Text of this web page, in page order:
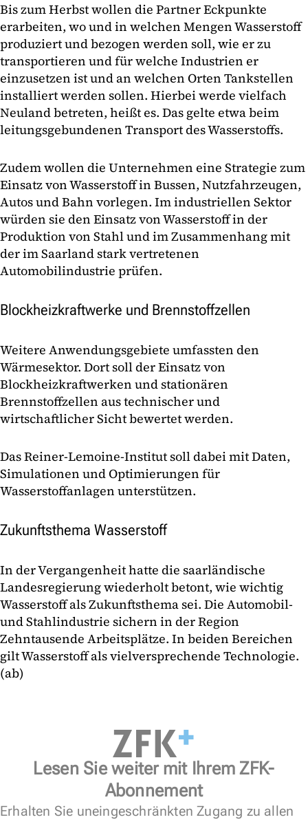
Bis zum Herbst wollen die Partner Eckpunkte
erarbeiten, wo und in welchen Mengen Wasserstoff
produziert und bezogen werden soll, wie er zu
transportieren und für welche Industrien er
einzusetzen ist und an welchen Orten Tankstellen
installiert werden sollen. Hierbei werde vielfach
Neuland betreten, heißt es. Das gelte etwa beim
leitungsgebundenen Transport des Wasserstoffs.
Zudem wollen die Unternehmen eine Strategie zum
Einsatz von Wasserstoff in Bussen, Nutzfahrzeugen,
Autos und Bahn vorlegen. Im industriellen Sektor
würden sie den Einsatz von Wasserstoff in der
Produktion von Stahl und im Zusammenhang mit
der im Saarland stark vertretenen
Automobilindustrie prüfen.
Blockheizkraftwerke und Brennstoffzellen
Weitere Anwendungsgebiete umfassten den
Wärmesektor. Dort soll der Einsatz von
Blockheizkraftwerken und stationären
Brennstoffzellen aus technischer und
wirtschaftlicher Sicht bewertet werden.
Das Reiner-Lemoine-Institut soll dabei mit Daten,
Simulationen und Optimierungen für
Wasserstoffanlagen unterstützen.
Zukunftsthema Wasserstoff
In der Vergangenheit hatte die saarländische
Landesregierung wiederholt betont, wie wichtig
Wasserstoff als Zukunftsthema sei. Die Automobil-
und Stahlindustrie sichern in der Region
Zehntausende Arbeitsplätze. In beiden Bereichen
gilt Wasserstoff als vielversprechende Technologie.
(ab)
Lesen Sie weiter mit Ihrem ZFK-
Abonnement
Erhalten Sie uneingeschränkten Zugang zu allen